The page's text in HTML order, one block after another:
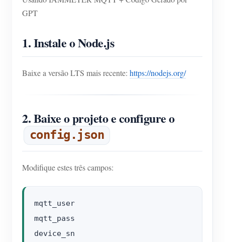
GPT
1. Instale o Node.js
Baixe a versão LTS mais recente: https://nodejs.org/
2. Baixe o projeto e configure o
config.json
Modifique estes três campos:
mqtt_user
mqtt_pass